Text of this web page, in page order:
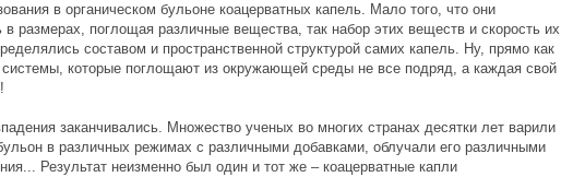
в органическом бульоне коацерватных капель. Мало того, что они
в размерах, поглощая различные вещества, так набор этих веществ и скорость их
составом и пространственной структурой самих капель. Ну, прямо как
системы, которые поглощают из окружающей среды не все подряд, а каждая свой
заканчивались. Множество ученых во многих странах десятки лет варили
в различных режимах с различными добавками, облучали его различными
Результат неизменно был один и тот же – коацерватные капли